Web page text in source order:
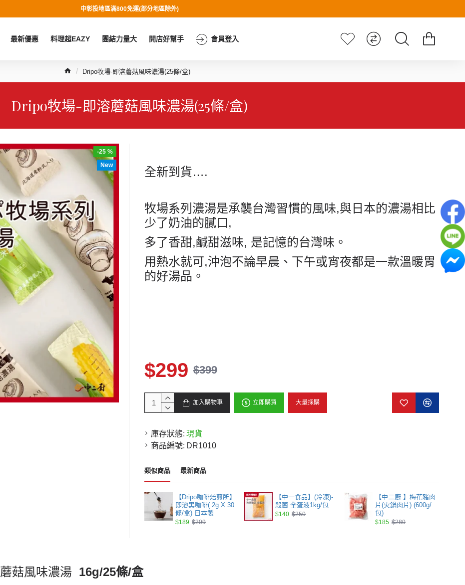
中彰投地區滿800免運(部分地區除外)
最新優惠 料理超EAZY 團結力量大 開店好幫手 會員登入
Dripo牧場-即溶蘑菇風味濃湯(25條/盒)
Dripo牧場-即溶蘑菇風味濃湯(25條/盒)
New
-25 %
全新到貨….
牧場系列濃湯是承襲台灣習慣的風味,與日本的濃湯相比
少了奶油的膩口,
多了香甜,鹹甜滋味, 是記憶的台灣味。
用熱水就可,沖泡不論早晨、下午或宵夜都是一款溫暖胃
的好湯品。
庫存狀態: 現貨
商品編號: DR1010
$299 $399
加入購物車 立即購買 大量採購
類似商品 最新商品
【Dripo咖啡焙煎所】
即溶黑咖啡( 2g X 30
條/盒) 日本製
$189 $209
【中一食品】(冷凍)-
殺菌 全蛋液1kg/包
$140 $250
【中二廚 】梅花豬肉
片(火鍋肉片) (600g/
包)
$185 $280
蘑菇風味濃湯 16g/25條/盒